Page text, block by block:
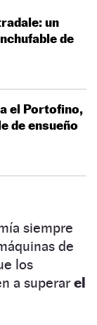
un
de
el Portofino,
de ensueño
siempre
de
los
a superar el